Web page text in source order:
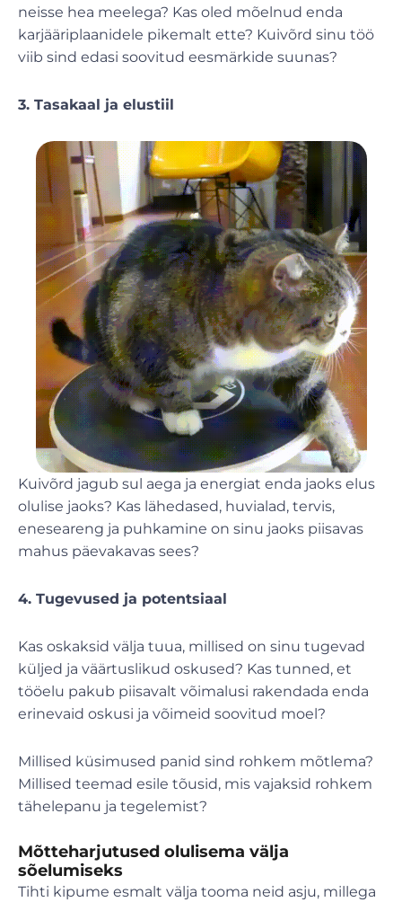
neisse hea meelega? Kas oled mõelnud enda
karjääriplaanidele pikemalt ette? Kuivõrd sinu töö
viib sind edasi soovitud eesmärkide suunas?
3. Tasakaal ja elustiil
Kuivõrd jagub sul aega ja energiat enda jaoks elus
olulise jaoks? Kas lähedased, huvialad, tervis,
eneseareng ja puhkamine on sinu jaoks piisavas
mahus päevakavas sees?
4. Tugevused ja potentsiaal
Kas oskaksid välja tuua, millised on sinu tugevad
küljed ja väärtuslikud oskused? Kas tunned, et
tööelu pakub piisavalt võimalusi rakendada enda
erinevaid oskusi ja võimeid soovitud moel?
Millised küsimused panid sind rohkem mõtlema?
Millised teemad esile tõusid, mis vajaksid rohkem
tähelepanu ja tegelemist?
Mõtteharjutused olulisema välja
sõelumiseks
Tihti kipume esmalt välja tooma neid asju, millega